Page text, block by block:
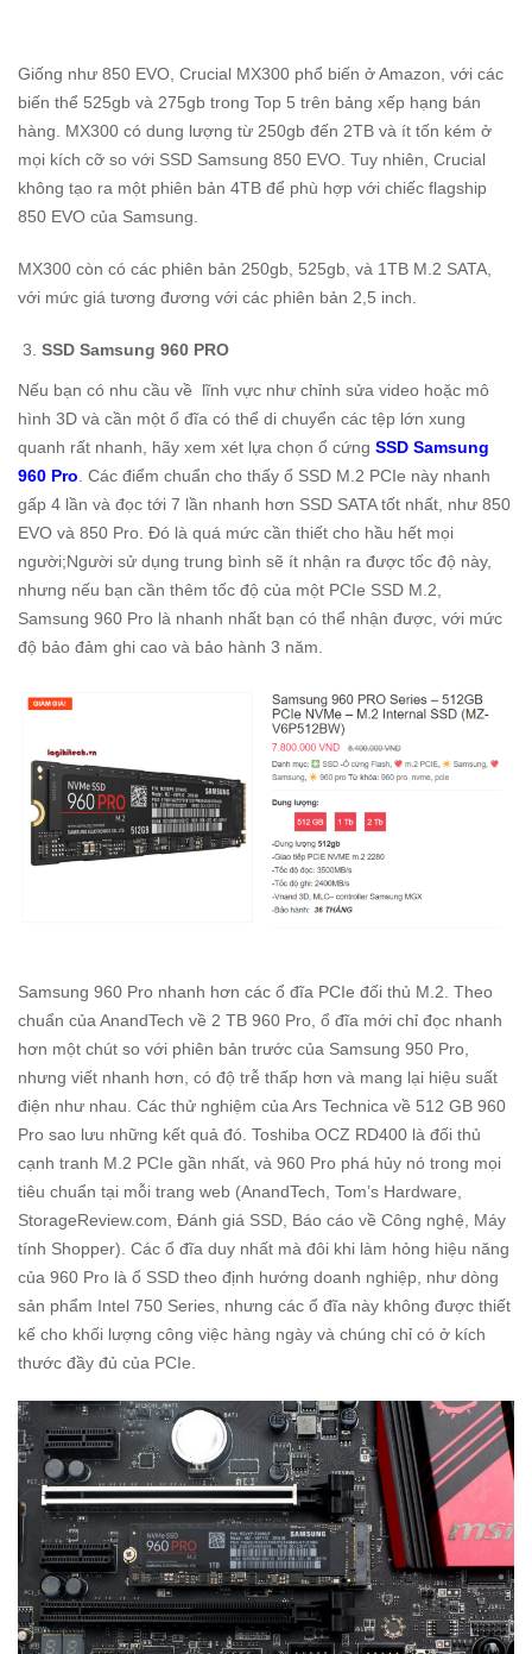
Giống như 850 EVO, Crucial MX300 phổ biến ở Amazon, với các
biến thể 525gb và 275gb trong Top 5 trên bảng xếp hạng bán
hàng. MX300 có dung lượng từ 250gb đến 2TB và ít tốn kém ở
mọi kích cỡ so với SSD Samsung 850 EVO. Tuy nhiên, Crucial
không tạo ra một phiên bản 4TB để phù hợp với chiếc flagship
850 EVO của Samsung.
MX300 còn có các phiên bản 250gb, 525gb, và 1TB M.2 SATA,
với mức giá tương đương với các phiên bản 2,5 inch.
SSD Samsung 960 PRO
Nếu bạn có nhu cầu về lĩnh vực như chỉnh sửa video hoặc mô
hình 3D và cần một ổ đĩa có thể di chuyển các tệp lớn xung
quanh rất nhanh, hãy xem xét lựa chọn ổ cứng SSD Samsung
960 Pro . Các điểm chuẩn cho thấy ổ SSD M.2 PCIe này nhanh
gấp 4 lần và đọc tới 7 lần nhanh hơn SSD SATA tốt nhất, như 850
EVO và 850 Pro. Đó là quá mức cần thiết cho hầu hết mọi
người;Người sử dụng trung bình sẽ ít nhận ra được tốc độ này,
nhưng nếu bạn cần thêm tốc độ của một PCIe SSD M.2,
Samsung 960 Pro là nhanh nhất bạn có thể nhận được, với mức
độ bảo đảm ghi cao và bảo hành 3 năm.
Samsung 960 Pro nhanh hơn các ổ đĩa PCIe đối thủ M.2. Theo
chuẩn của AnandTech về 2 TB 960 Pro, ổ đĩa mới chỉ đọc nhanh
hơn một chút so với phiên bản trước của Samsung 950 Pro,
nhưng viết nhanh hơn, có độ trễ thấp hơn và mang lại hiệu suất
điện như nhau. Các thử nghiệm của Ars Technica về 512 GB 960
Pro sao lưu những kết quả đó. Toshiba OCZ RD400 là đối thủ
cạnh tranh M.2 PCIe gần nhất, và 960 Pro phá hủy nó trong mọi
tiêu chuẩn tại mỗi trang web (AnandTech, Tom’s Hardware,
StorageReview.com, Đánh giá SSD, Báo cáo về Công nghệ, Máy
tính Shopper). Các ổ đĩa duy nhất mà đôi khi làm hỏng hiệu năng
của 960 Pro là ổ SSD theo định hướng doanh nghiệp, như dòng
sản phẩm Intel 750 Series, nhưng các ổ đĩa này không được thiết
kế cho khối lượng công việc hàng ngày và chúng chỉ có ở kích
thước đầy đủ của PCIe.